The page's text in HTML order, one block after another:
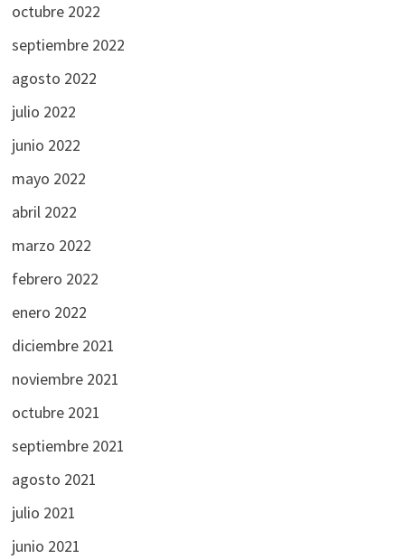
octubre 2022
septiembre 2022
agosto 2022
julio 2022
junio 2022
mayo 2022
abril 2022
marzo 2022
febrero 2022
enero 2022
diciembre 2021
noviembre 2021
octubre 2021
septiembre 2021
agosto 2021
julio 2021
junio 2021